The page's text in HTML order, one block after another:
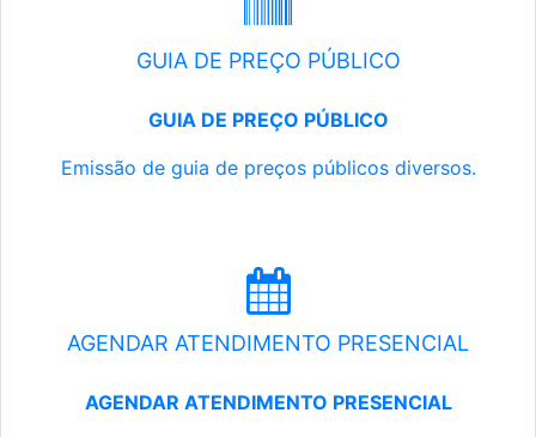
GUIA DE PREÇO PÚBLICO
GUIA DE PREÇO PÚBLICO
Emissão de guia de preços públicos diversos.
AGENDAR ATENDIMENTO PRESENCIAL
AGENDAR ATENDIMENTO PRESENCIAL